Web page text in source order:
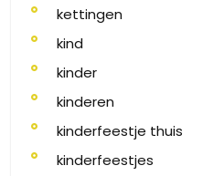
kettingen
kind
kinder
kinderen
kinderfeestje thuis
kinderfeestjes